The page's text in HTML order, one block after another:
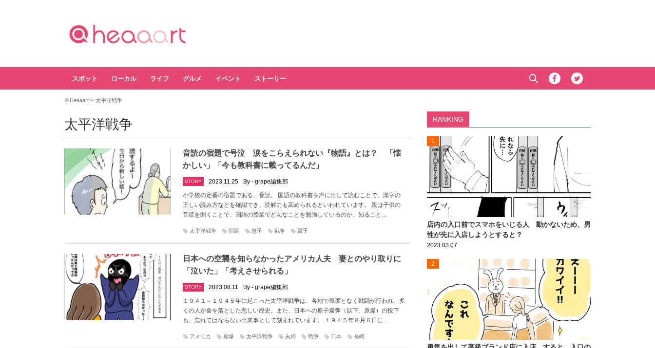
スポット ローカル ライフ グルメ イベント ストーリー
＠Heaaart 太平洋戦争
太平洋戦争
音読の宿題で号泣 涙をこらえられない『物語』とは？ 「懐
かしい」「今も教科書に載ってるんだ」
STORY 2023.11.25
By - grape編集部
小学校の定番の宿題である、音読。 国語の教科書を声に出して読むことで、漢字の
正しい読み方などを確認でき、読解力も高められるといわれています。 親は子供の
音読を聞くことで、国語の授業でどんなことを勉強しているのか、知ること…
太平洋戦争 宿題 息子 戦争 親子
日本への空襲を知らなかったアメリカ人夫 妻とのやり取りに
「泣いた」「考えさせられる」
STORY 2023.08.11
By - grape編集部
１９４１～１９４５年に起こった太平洋戦争は、各地で幾度となく戦闘が行われ、多
くの人が命を落とした悲しい歴史。また、日本への原子爆弾（以下、原爆）の投下
も、忘れてはならない出来事として刻まれています。 １９４５年８月６日に…
アメリカ 原爆 太平洋戦争 夫婦 戦争 日本 長崎
RANKING
1
店内の入口前でスマホをいじる人 動かないため、男
性が先に入店しようとすると？
2023.03.07
2